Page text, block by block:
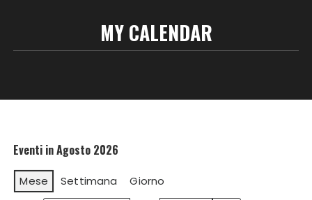
MY CALENDAR
Eventi in Agosto 2026
Mese Settimana Giorno